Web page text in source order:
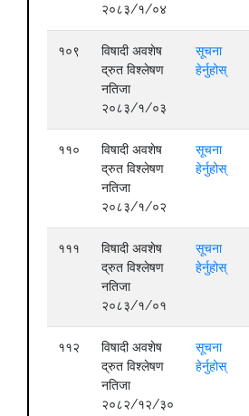
२०८३/१/०४
१०९
विषादी अवशेष
द्रुत विश्लेषण
नतिजा
२०८३/१/०३
सूचना
हेर्नुहोस्
११०
विषादी अवशेष
द्रुत विश्लेषण
नतिजा
२०८३/१/०२
सूचना
हेर्नुहोस्
१११
विषादी अवशेष
द्रुत विश्लेषण
नतिजा
२०८३/१/०१
सूचना
हेर्नुहोस्
११२
विषादी अवशेष
द्रुत विश्लेषण
नतिजा
२०८२/१२/३०
सूचना
हेर्नुहोस्